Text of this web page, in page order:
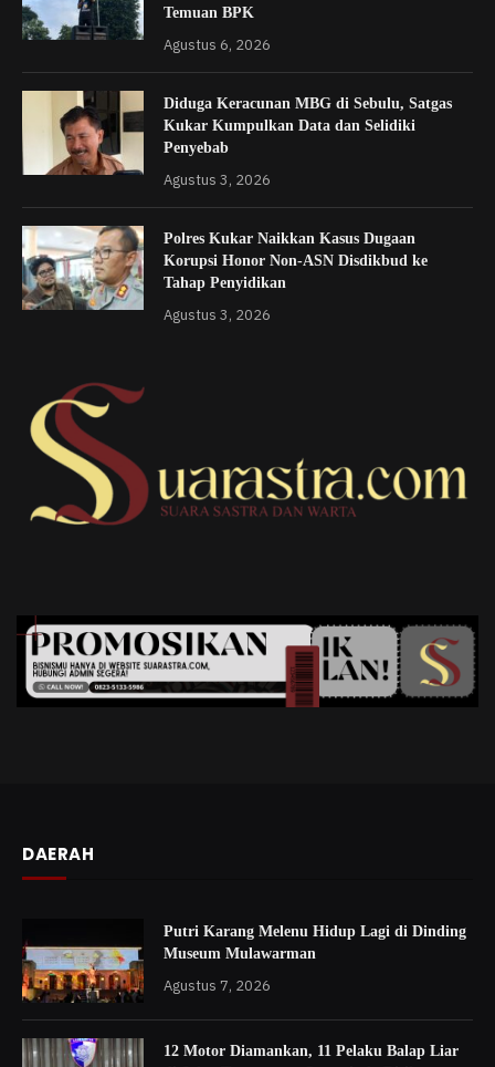
Temuan BPK
Agustus 6, 2026
Diduga Keracunan MBG di Sebulu, Satgas
Kukar Kumpulkan Data dan Selidiki
Penyebab
Agustus 3, 2026
Polres Kukar Naikkan Kasus Dugaan
Korupsi Honor Non-ASN Disdikbud ke
Tahap Penyidikan
Agustus 3, 2026
DAERAH
Putri Karang Melenu Hidup Lagi di Dinding
Museum Mulawarman
Agustus 7, 2026
12 Motor Diamankan, 11 Pelaku Balap Liar